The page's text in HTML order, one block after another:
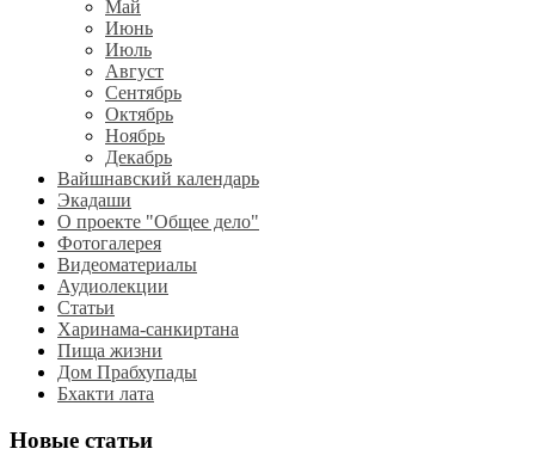
Май
Июнь
Июль
Август
Сентябрь
Октябрь
Ноябрь
Декабрь
Вайшнавский календарь
Экадаши
О проекте "Общее дело"
Фотогалерея
Видеоматериалы
Аудиолекции
Статьи
Харинама-санкиртана
Пища жизни
Дом Прабхупады
Бхакти лата
Новые статьи